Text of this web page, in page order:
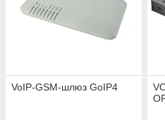
VoIP-GSM-шлюз GoIP4